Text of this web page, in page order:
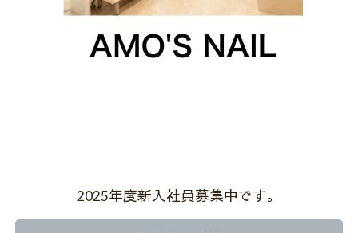
2025年度新入社員募集中です。